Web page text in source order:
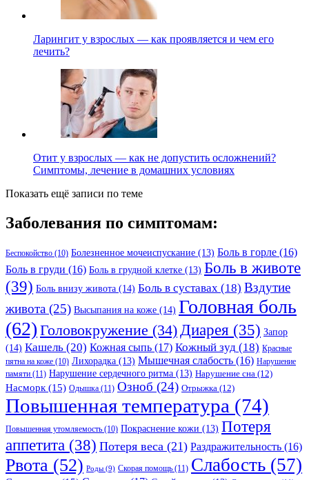
Ларингит у взрослых — как проявляется и чем его
лечить?
Отит у взрослых — как не допустить осложнений?
Симптомы, лечение в домашних условиях
Показать ещё записи по теме
Заболевания по симптомам:
Беспокойство (10) Болезненное мочеиспускание (13) Боль в горле (16)
Боль в груди (16) Боль в грудной клетке (13) Боль в животе
(39) Боль внизу живота (14) Боль в суставах (18) Вздутие
живота (25) Высыпания на коже (14) Головная боль
(62) Головокружение (34)Диарея (35) Запор
(14) Кашель (20) Кожная сыпь (17) Кожный зуд (18) Красные
пятна на коже (10) Лихорадка (13) Мышечная слабость (16) Нарушение
памяти (11) Нарушение сердечного ритма (13) Нарушение сна (12)
Насморк (15) Одышка (11) Озноб (24) Отрыжка (12)
Повышенная температура (74)
Повышенная утомляемость (10) Покраснение кожи (13) Потеря
аппетита (38) Потеря веса (21) Раздражительность (16)
Рвота (52) Роды (9) Скорая помощь (11) Слабость (57)